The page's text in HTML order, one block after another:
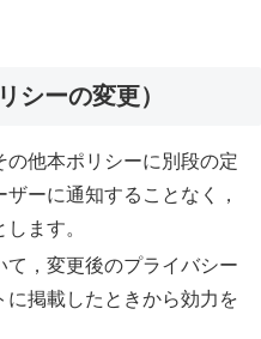
シーの変更）
他本ポリシーに別段の定
ーに通知することなく，
ます。
，変更後のプライバシー
掲載したときから効力を